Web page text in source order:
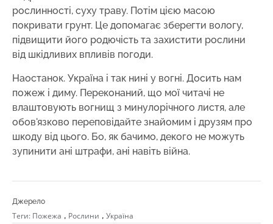
рослинності, суху траву. Потім цією масою
покривати грунт. Це допомагає зберегти вологу,
підвищити його родючість та захистити рослини
від шкідливих впливів погоди.
Наостанок. Україна і так нині у вогні. Досить нам
пожеж і диму. Переконаний, що мої читачі не
влаштовують вогнищ з минулорічного листя, але
обов'язково переповідайте знайомим і друзям про
шкоду від цього. Бо, як бачимо, декого не можуть
зупинити ані штрафи, ані навіть війна.
Джерело
Теги: Пожежа , Рослини , Україна